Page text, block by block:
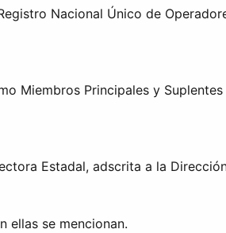
Nacional Único de
Miembros Principales y
Estadal, adscrita a la
ellas se mencionan.